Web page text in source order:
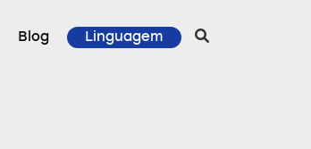
Blog Linguagem